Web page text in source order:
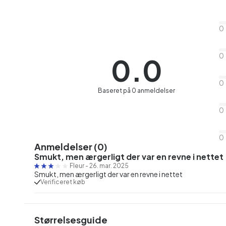
0.0
Baseret på 0 anmeldelser
0
0
0
0
0
Anmeldelser (0)
Smukt, men ærgerligt der var en revne i nettet
Fleur - 26. mar. 2025
Smukt, men ærgerligt der var en revne i nettet
Verificeret køb
Størrelsesguide